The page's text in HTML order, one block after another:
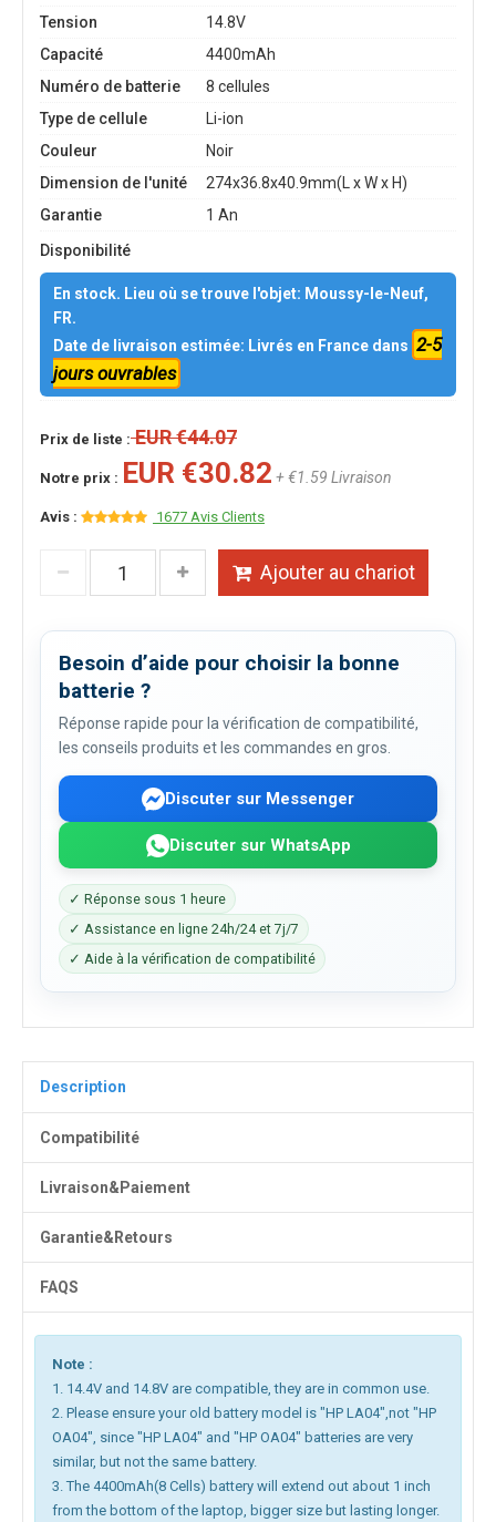
Tension
14.8V
Capacité
4400mAh
Numéro de batterie
8 cellules
Type de cellule
Li-ion
Couleur
Noir
Dimension de l'unité
274x36.8x40.9mm(L x W x H)
Garantie
1 An
Disponibilité
En stock. Lieu où se trouve l'objet: Moussy-le-Neuf,
FR.
Date de livraison estimée: Livrés en France dans 2-5
jours ouvrables
Prix de liste :EUR €44.07
Notre prix : EUR €30.82 + €1.59 Livraison
Avis : 1677 Avis Clients
Ajouter au chariot
Besoin d’aide pour choisir la bonne
batterie ?
Réponse rapide pour la vérification de compatibilité,
les conseils produits et les commandes en gros.
Discuter sur Messenger
Discuter sur WhatsApp
✓ Réponse sous 1 heure
✓ Assistance en ligne 24h/24 et 7j/7
✓ Aide à la vérification de compatibilité
Description
Compatibilité
Livraison&Paiement
Garantie&Retours
FAQS
Note :
1. 14.4V and 14.8V are compatible, they are in common use.
2. Please ensure your old battery model is "HP LA04",not "HP
OA04", since "HP LA04" and "HP OA04" batteries are very
similar, but not the same battery.
3. The 4400mAh(8 Cells) battery will extend out about 1 inch
from the bottom of the laptop, bigger size but lasting longer.